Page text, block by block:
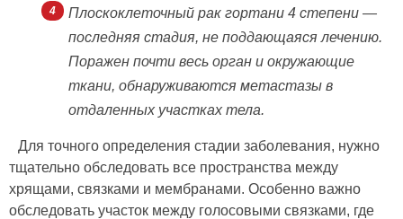
Плоскоклеточный рак гортани 4 степени —
последняя стадия, не поддающаяся лечению.
Поражен почти весь орган и окружающие
ткани, обнаруживаются метастазы в
отдаленных участках тела.
Для точного определения стадии заболевания, нужно
тщательно обследовать все пространства между
хрящами, связками и мембранами. Особенно важно
обследовать участок между голосовыми связками, где